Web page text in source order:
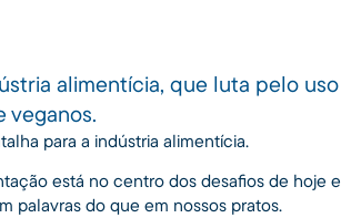
alimentícia, que luta pelo uso
veganos.
para a indústria alimentícia.
está no centro dos desafios de hoje e
palavras do que em nossos pratos.